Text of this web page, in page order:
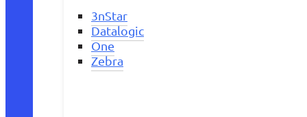
3nStar
Datalogic
One
Zebra